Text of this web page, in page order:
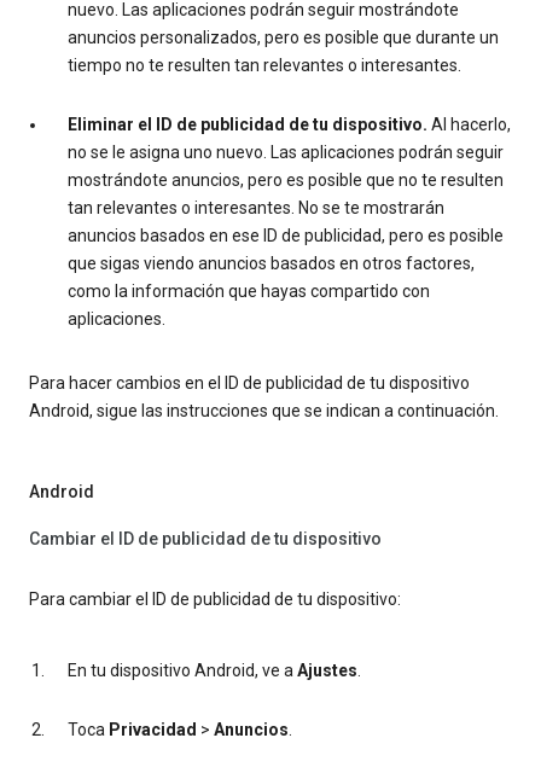
nuevo. Las aplicaciones podrán seguir mostrándote
anuncios personalizados, pero es posible que durante un
tiempo no te resulten tan relevantes o interesantes.
Eliminar el ID de publicidad de tu dispositivo. Al hacerlo,
no se le asigna uno nuevo. Las aplicaciones podrán seguir
mostrándote anuncios, pero es posible que no te resulten
tan relevantes o interesantes. No se te mostrarán
anuncios basados en ese ID de publicidad, pero es posible
que sigas viendo anuncios basados en otros factores,
como la información que hayas compartido con
aplicaciones.
Para hacer cambios en el ID de publicidad de tu dispositivo
Android, sigue las instrucciones que se indican a continuación.
Android
Cambiar el ID de publicidad de tu dispositivo
Para cambiar el ID de publicidad de tu dispositivo:
En tu dispositivo Android, ve aAjustes.
Toca Privacidad > Anuncios.